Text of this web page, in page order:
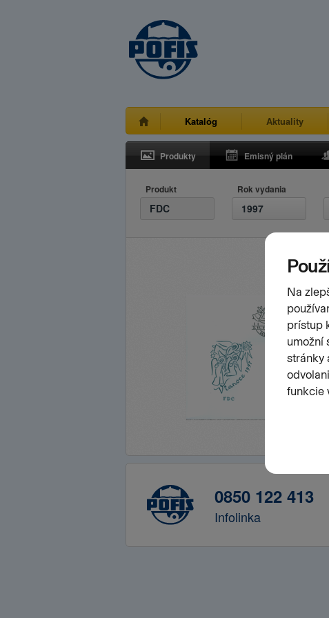
Katalóg Aktuality
Produkty Emisný plán
Produkt
FDC
Rok vydania
1997
0850 122 413
Infolinka